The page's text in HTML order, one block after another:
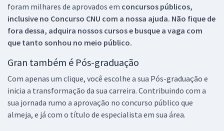
foram milhares de aprovados em concursos públicos,
inclusive no Concurso CNU com a nossa ajuda. Não fique de
fora dessa, adquira nossos cursos e busque a vaga com
que tanto sonhou no meio público.
Gran também é Pós-graduação
Com apenas um clique, você escolhe a sua Pós-graduação e
inicia a transformação da sua carreira. Contribuindo com a
sua jornada rumo a aprovação no concurso público que
almeja, e já com o título de especialista em sua área.